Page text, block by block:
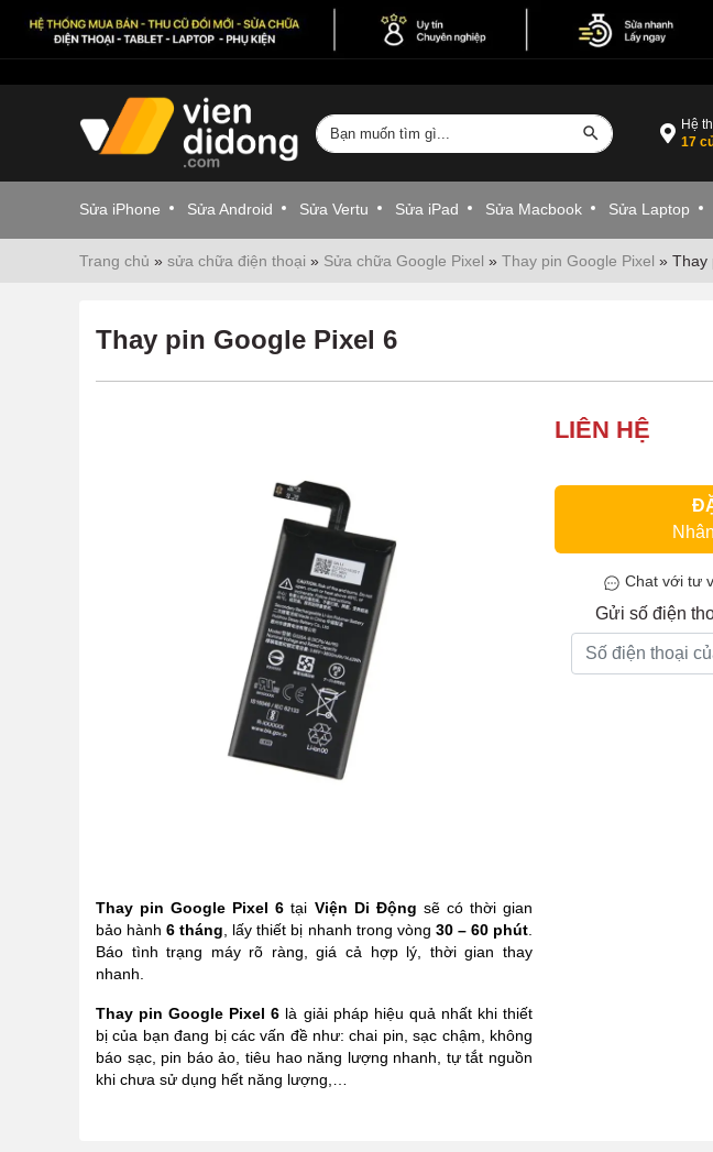
Hệ
17
Sửa iPhone Sửa Android Sửa Vertu Sửa iPad Sửa Macbook Sửa Laptop
Trang chủ » sửa chữa điện thoại » Sửa chữa Google Pixel » Thay pin Google Pixel » Thay
Thay pin Google Pixel 6
Thay pin Google Pixel 6 tại Viện Di Động sẽ có thời gian
bảo hành6 tháng , lấy thiết bị nhanh trong vòng 30 – 60 phút
Báo tình trạng máy rõ ràng, giá cả hợp lý, thời gian thay
nhanh.
Thay pin Google Pixel 6 là giải pháp hiệu quả nhất khi thiết
bị của bạn đang bị các vấn đề như: chai pin, sạc chậm, không
báo sạc, pin báo ảo, tiêu hao năng lượng nhanh, tự tắt nguồn
khi chưa sử dụng hết năng lượng,…
LIÊN HỆ
Chat với tư
Gửi số điện